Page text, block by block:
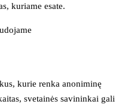
kuriame esate.
kurie renka anoniminę
svetainės savininkai gali